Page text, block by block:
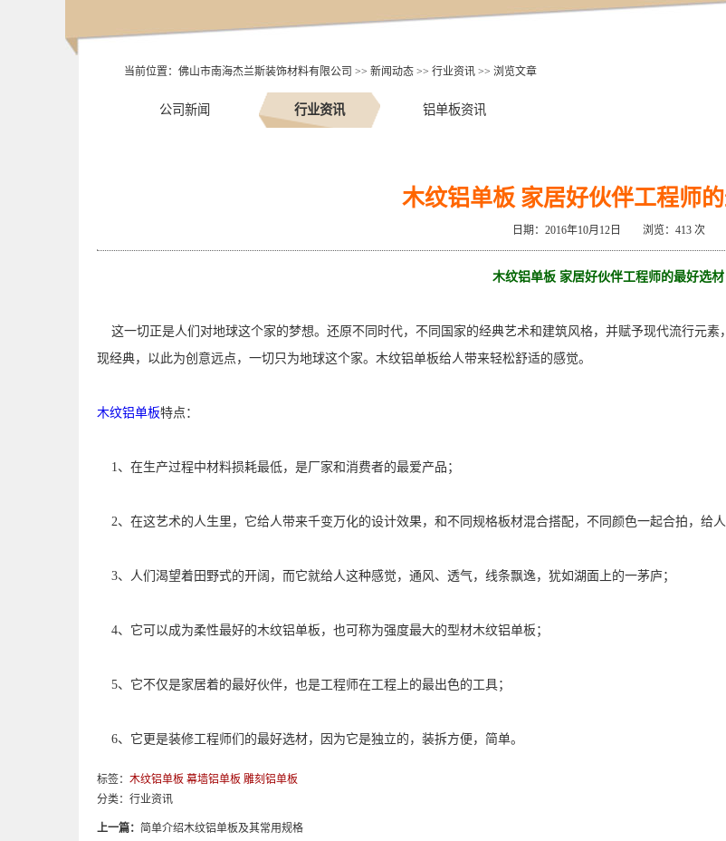
当前位置： 佛山市南海杰兰斯装饰材料有限公司 >> 新闻动态 >> 行业资讯 >> 浏览文章
公司新闻 行业资讯 铝单板资讯
木纹铝单板 家居好伙伴工程师
日期：2016年10月12日 浏览： 413 次
木纹铝单板 家居好伙伴工程师的最好选材
这一切正是人们对地球这个家的梦想。还原不同时代，不同国家的经典艺术和建筑风格，并赋予现代流行元素
现经典，以此为创意远点，一切只为地球这个家。木纹铝单板给人带来轻松舒适的感觉。
木纹铝单板特点：
1、在生产过程中材料损耗最低，是厂家和消费者的最爱产品；
2、在这艺术的人生里，它给人带来千变万化的设计效果，和不同规格板材混合搭配，不同颜色一起合拍，给
3、人们渴望着田野式的开阔，而它就给人这种感觉，通风、透气，线条飘逸，犹如湖面上的一茅庐；
4、它可以成为柔性最好的木纹铝单板，也可称为强度最大的型材木纹铝单板；
5、它不仅是家居着的最好伙伴，也是工程师在工程上的最出色的工具；
6、它更是装修工程师们的最好选材，因为它是独立的，装拆方便，简单。
标签： 木纹铝单板 幕墙铝单板 雕刻铝单板
分类： 行业资讯
上一篇： 简单介绍木纹铝单板及其常用规格